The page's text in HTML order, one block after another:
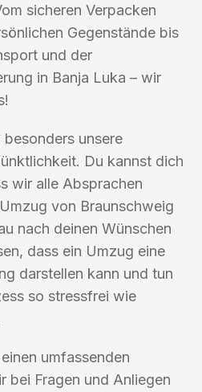
sicheren Verpacken
Gegenstände bis
und der
in Banja Luka – wir
besonders unsere
Du kannst dich
wir alle Absprachen
von Braunschweig
nach deinen Wünschen
dass ein Umzug eine
darstellen kann und tun
so stressfrei wie
umfassenden
bei Fragen und Anliegen